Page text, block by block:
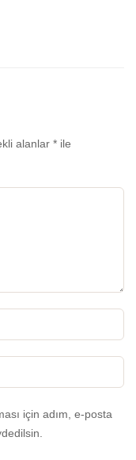
alanlar * ile
için adım, e-posta